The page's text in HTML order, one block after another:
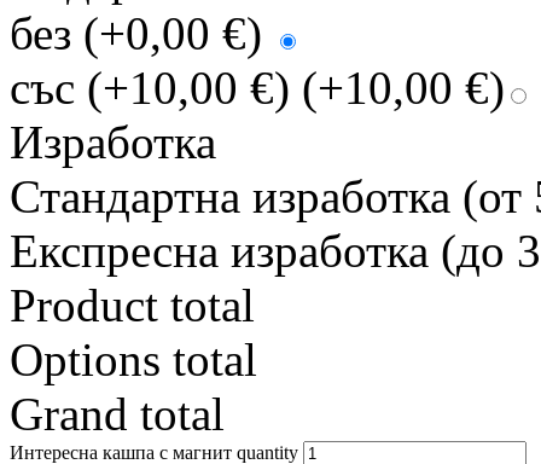
без (+0,00 €)
със (+10,00 €) (+10,00 €)
Изработка
Стандартна изработка
Експресна изработка
Product total
Options total
Grand total
Интересна кашпа с магнит quantity